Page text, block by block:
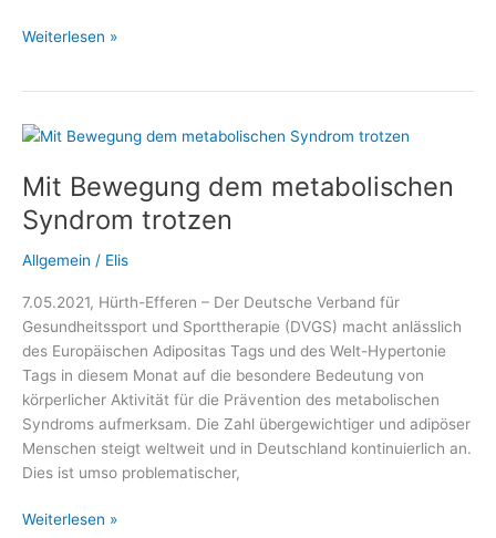
Warum
nur
Problem
der
Bauchspeicheldrüse
ist
Weiterlesen »
Mit Bewegung dem metabolischen
Syndrom trotzen
Allgemein / Elis
7.05.2021, Hürth-Efferen – Der Deutsche Verband für
Gesundheitssport und Sporttherapie (DVGS) macht anlässlich
des Europäischen Adipositas Tags und des Welt-Hypertonie
Tags in diesem Monat auf die besondere Bedeutung von
körperlicher Aktivität für die Prävention des metabolischen
Syndroms aufmerksam. Die Zahl übergewichtiger und adipöser
Menschen steigt weltweit und in Deutschland kontinuierlich an.
Dies ist umso problematischer,
Mit
Weiterlesen »